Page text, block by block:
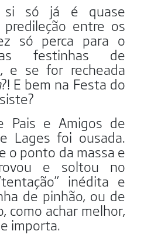
si só já é quase
entre os
só perca para o
festinhas de
e se for recheada
?! E bem na Festa do
Pais e Amigos de
Lages foi ousada.
o ponto da massa e
e soltou no
inédita e
de pinhão, ou de
como achar melhor,
importa.